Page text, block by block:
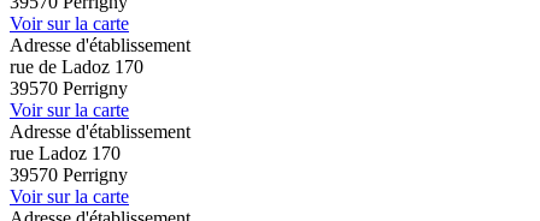
Voir sur la carte
Adresse d'établissement
rue de Ladoz 170
39570 Perrigny
Voir sur la carte
Adresse d'établissement
rue Ladoz 170
39570 Perrigny
Voir sur la carte